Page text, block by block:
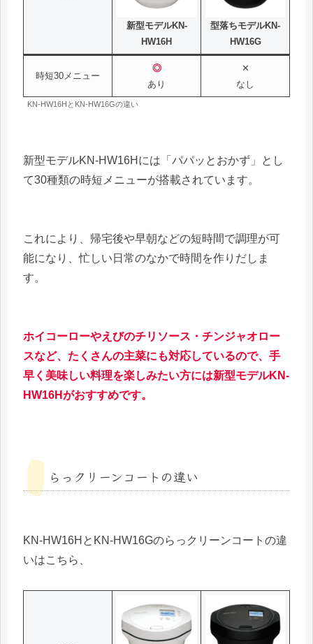
新型モデルKN-
HW16H
型落ちモデルKN-
HW16G
時短30メニュー
◎
あり
✕
なし
KN-HW16HとKN-HW16Gの違い
新型モデルKN-HW16Hには「パパッとおかず」とし
て30種類の時短メニューが搭載されています。
これにより、帰宅後や早朝などの短時間で調理が可
能になり、忙しい日常のなかで時間を作りだしま
す。
ホイコーローやえびのチリソース・チンジャオロー
スなど、たくさんの主菜にも対応しているので、手
早く美味しい料理を楽しみたい方には新型モデルKN-
HW16Hがおすすめです。
らっクリーンコートの違い
KN-HW16HとKN-HW16Gのらっクリーンコートの違
いはこちら、